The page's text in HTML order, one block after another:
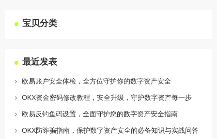
宝贝分类
最近发表
欧易账户安全体检，全方位守护你的数字资产安全
OKX资金密码修改教程，安全升级，守护数字资产每一步
欧易反钓鱼码设置，全面守护您的数字资产安全指南
OKX防诈骗指南，保护数字资产安全的必备知识与实战问答